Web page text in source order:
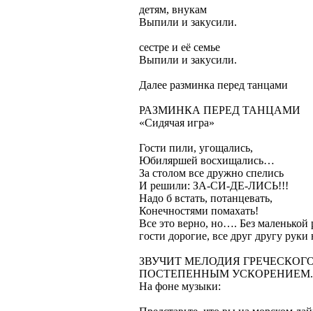
детям, внукам
Выпили и закусили.
сестре и её семье
Выпили и закусили.
Далее разминка перед танцами
РАЗМИНКА ПЕРЕД ТАНЦАМИ
«Сидячая игра»
Гости пили, угощались,
Юбиляршей восхищались…
За столом все дружно спелись
И решили: ЗА-СИ-ДЕ-ЛИСЬ!!!
Надо б встать, потанцевать,
Конечностями помахать!
Все это верно, но…. Без маленькой
гости дорогие, все друг другу
ЗВУЧИТ МЕЛОДИЯ
ПОСТЕПЕННЫМ УСКОРЕНИЕМ.
На фоне музыки: